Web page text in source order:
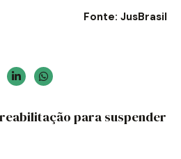
Fonte: JusBrasil
para suspender